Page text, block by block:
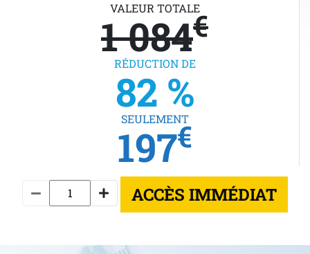
VALEUR TOTALE
1 084€
RÉDUCTION DE
82 %
SEULEMENT
197€
ACCÈS IMMÉDIAT